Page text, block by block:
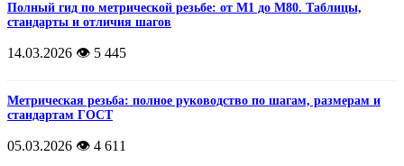
Полный гид по метрической резьбе: от М1 до М80. Таблицы,
стандарты и отличия шагов
14.03.2026 👁️ 5 445
Метрическая резьба: полное руководство по шагам, размерам и
стандартам ГОСТ
05.03.2026 👁️ 4 611